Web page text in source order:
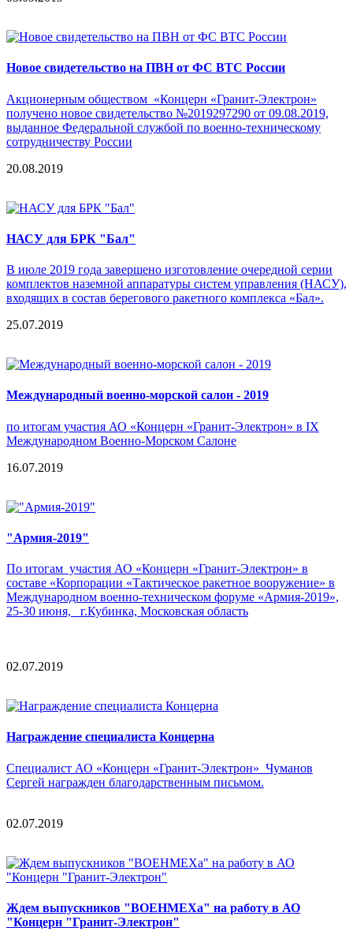
Новое свидетельство на ПВН от ФС ВТС России
Акционерным обществом «Концерн «Гранит-Электрон»
получено новое свидетельство №2019297290 от 09.08.2019,
выданное Федеральной службой по военно-техническому
сотрудничеству России
20.08.2019
НАСУ для БРК "Бал"
В июле 2019 года завершено изготовление очередной серии
комплектов наземной аппаратуры систем управления (НАСУ),
входящих в состав берегового ракетного комплекса «Бал».
25.07.2019
Международный военно-морской салон - 2019
по итогам участия АО «Концерн «Гранит-Электрон» в IX
Международном Военно-Морском Салоне
16.07.2019
"Армия-2019"
По итогам участия АО «Концерн «Гранит-Электрон» в
составе «Корпорации «Тактическое ракетное вооружение» в
Международном военно-техническом форуме «Армия-2019»,
25-30 июня, г.Кубинка, Московская область
02.07.2019
Награждение специалиста Концерна
Специалист АО «Концерн «Гранит-Электрон» Чуманов
Сергей награжден благодарственным письмом.
02.07.2019
Ждем выпускников "ВОЕНМЕХа" на работу в АО
"Концерн "Гранит-Электрон"